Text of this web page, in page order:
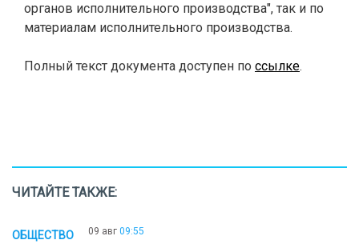
органов исполнительного производства", так и по
материалам исполнительного производства.
Полный текст документа доступен по ссылке.
ЧИТАЙТЕ ТАКЖЕ:
ОБЩЕСТВО 09 авг 09:55